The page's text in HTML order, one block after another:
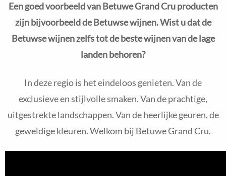
Een goed voorbeeld van Betuwe Grand Cru producten
zijn bijvoorbeeld de Betuwse wijnen.Wist u dat de
Betuwse wijnen zelfs tot de beste wijnen van de lage
landen behoren?
In deze regio is het eindeloos genieten. Van de
exclusieve en stijlvolle smaken. Van de prachtige,
uitgestrekte landschappen. Van de heerlijke geuren, de
geweldige kleuren. Welkom bij Betuwe Grand Cru.